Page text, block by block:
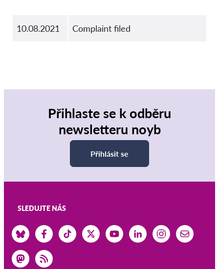
10.08.2021 Complaint filed
Přihlaste se k odběru
newsletteru noyb
Přihlásit se
SLEDUJTE NÁS